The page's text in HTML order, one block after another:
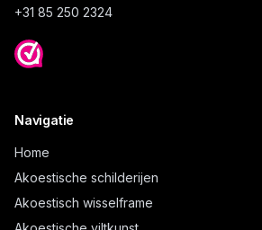
+31 85 250 2324
Navigatie
Home
Akoestische schilderijen
Akoestisch wisselframe